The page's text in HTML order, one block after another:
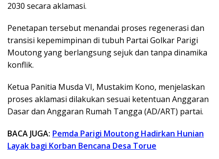
2030 secara aklamasi.
Penetapan tersebut menandai proses regenerasi dan
transisi kepemimpinan di tubuh Partai Golkar Parigi
Moutong yang berlangsung sejuk dan tanpa dinamika
konflik.
Ketua Panitia Musda VI, Mustakim Kono, menjelaskan
proses aklamasi dilakukan sesuai ketentuan Anggaran
Dasar dan Anggaran Rumah Tangga (AD/ART) partai.
BACA JUGA: Pemda Parigi Moutong Hadirkan Hunian
Layak bagi Korban Bencana Desa Torue